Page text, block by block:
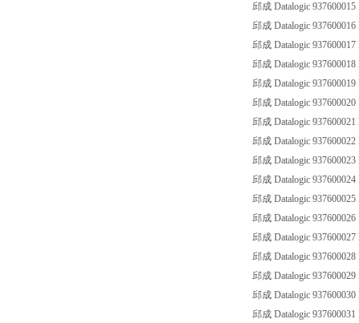
邱成 Datalogic
邱成 Datalogic
邱成 Datalogic
邱成 Datalogic
邱成 Datalogic
邱成 Datalogic
邱成 Datalogic
邱成 Datalogic
邱成 Datalogic
邱成 Datalogic
邱成 Datalogic
邱成 Datalogic
邱成 Datalogic
邱成 Datalogic
邱成 Datalogic
邱成 Datalogic
邱成 Datalogic